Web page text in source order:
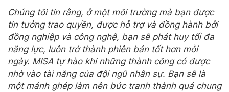
Chúng tôi tin rằng, ở một môi trường mà bạn được
tin tưởng trao quyền, được hỗ trợ và đồng hành bởi
đồng nghiệp và công nghệ, bạn sẽ phát huy tối đa
năng lực, luôn trở thành phiên bản tốt hơn mỗi
ngày. MISA tự hào khi những thành công có được
nhờ vào tài năng của đội ngũ nhân sự. Bạn sẽ là
một mảnh ghép làm nên bức tranh thành quả chung